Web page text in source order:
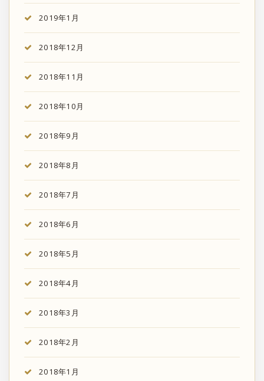
2019年1月
2018年12月
2018年11月
2018年10月
2018年9月
2018年8月
2018年7月
2018年6月
2018年5月
2018年4月
2018年3月
2018年2月
2018年1月